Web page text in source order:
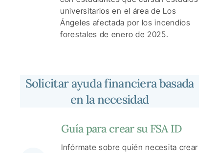
universitarios en el área de Los
Ángeles afectada por los incendios
forestales de enero de 2025.
Solicitar ayuda financiera basada
en la necesidad
Guía para crear su FSA ID
Infórmate sobre quién necesita crear